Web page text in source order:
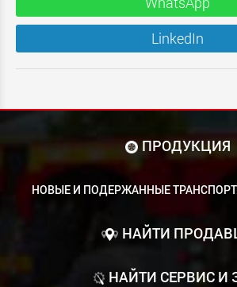
LinkedIn
ПРОДУКЦИЯ
НОВЫЕ И ПОДЕРЖАННЫЕ
НАЙТИ
НАЙТИ СЕРВИС И